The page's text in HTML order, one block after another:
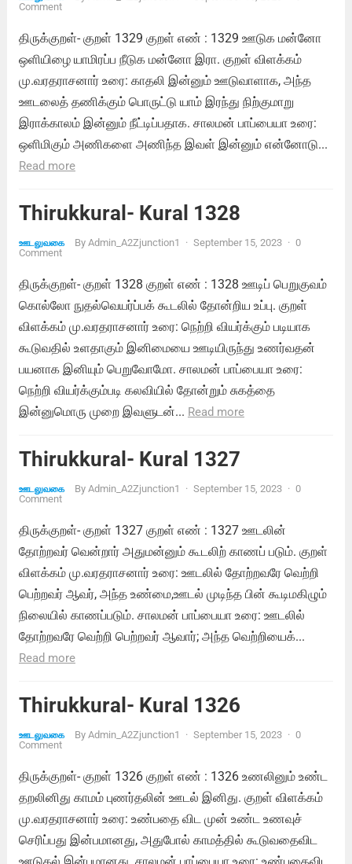
Comment
திருக்குறள்- குறள் 1329 குறள் எண் : 1329 ஊடுக மன்னோ
ஒளியிழை யாமிரப்ப நீடுக மன்னோ இரா. குறள் விளக்கம்
மு.வரதராசனார் உரை: காதலி இன்னும் ஊடுவாளாக, அந்த
ஊடலைத் தணிக்கும் பொருட்டு யாம் இரந்து நிற்குமாறு
இராக்காலம் இன்னும் நீட்டிப்பதாக. சாலமன் பாப்பையா உரை:
ஒளிமிகும் அணிகளை அணிந்த இவள் இன்னும் என்னோடு...
Read more
Thirukkural- Kural 1328
ஊடலுவகை By Admin_A2Zjunction1 · September 15, 2023 · 0
Comment
திருக்குறள்- குறள் 1328 குறள் எண் : 1328 ஊடிப் பெறுகுவம்
கொல்லோ நுதல்வெயர்ப்பக் கூடலில் தோன்றிய உப்பு. குறள்
விளக்கம் மு.வரதராசனார் உரை: நெற்றி வியர்க்கும் படியாக
கூடுவதில் உளதாகும் இனிமையை ஊடியிருந்து உணர்வதன்
பயனாக இனியும் பெறுவோமோ. சாலமன் பாப்பையா உரை:
நெற்றி வியர்க்கும்படி கலவியில் தோன்றும் சுகத்தை
இன்னுமொரு முறை இவளுடன்... Read more
Thirukkural- Kural 1327
ஊடலுவகை By Admin_A2Zjunction1 · September 15, 2023 · 0
Comment
திருக்குறள்- குறள் 1327 குறள் எண் : 1327 ஊடலின்
தோற்றவர் வென்றார் அதுமன்னும் கூடலிற் காணப் படும். குறள்
விளக்கம் மு.வரதராசனார் உரை: ஊடலில் தோற்றவரே வெற்றி
பெற்றவர் ஆவர், அந்த உண்மை,ஊடல் முடிந்த பின் கூடிமகிழும்
நிலையில் காணப்படும். சாலமன் பாப்பையா உரை: ஊடலில்
தோற்றவரே வெற்றி பெற்றவர் ஆவார்; அந்த வெற்றியைக்...
Read more
Thirukkural- Kural 1326
ஊடலுவகை By Admin_A2Zjunction1 · September 15, 2023 · 0
Comment
திருக்குறள்- குறள் 1326 குறள் எண் : 1326 உணலினும் உண்ட
தறலினிது காமம் புணர்தலின் ஊடல் இனிது. குறள் விளக்கம்
மு.வரதராசனார் உரை: உண்பதை விட முன் உண்ட உணவுச்
செரிப்பது இன்பமானது, அதுபோல் காமத்தில் கூடுவதைவிட